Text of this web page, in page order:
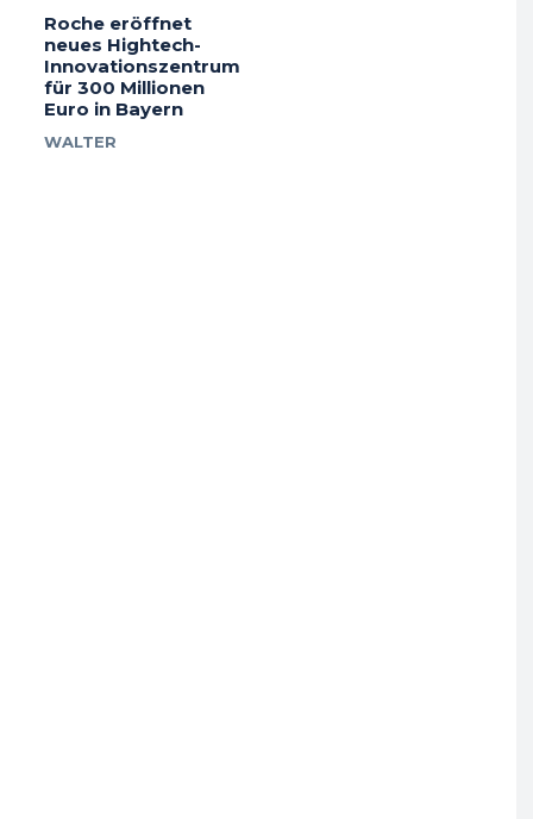
Roche eröffnet
neues Hightech-
Innovationszentrum
für 300 Millionen
Euro in Bayern
WALTER